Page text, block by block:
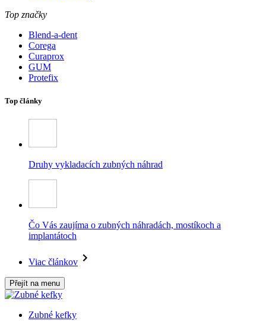
Top značky
Blend-a-dent
Corega
Curaprox
GUM
Protefix
Top články
Druhy vykladacích zubných náhrad
Čo Vás zaujíma o zubných náhradách, mostíkoch a
implantátoch
Viac článkov
Přejít na menu
Zubné kefky